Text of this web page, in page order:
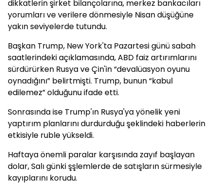
dikkatlerin şirket bilançolarına, merkez bankacıları
yorumları ve verilere dönmesiyle Nisan düşüğüne
yakın seviyelerde tutundu.
Başkan Trump, New York'ta Pazartesi günü sabah
saatlerindeki açıklamasında, ABD faiz artırımlarını
sürdürürken Rusya ve Çin'in “devalüasyon oyunu
oynadığını” belirtmişti. Trump, bunun “kabul
edilemez” olduğunu ifade etti.
Sonrasında ise Trump'ın Rusya'ya yönelik yeni
yaptırım planlarını durdurduğu şeklindeki haberlerin
etkisiyle ruble yükseldi.
Haftaya önemli paralar karşısında zayıf başlayan
dolar, Salı günki şşlemlerde de satışların sürmesiyle
kayıplarını korudu.